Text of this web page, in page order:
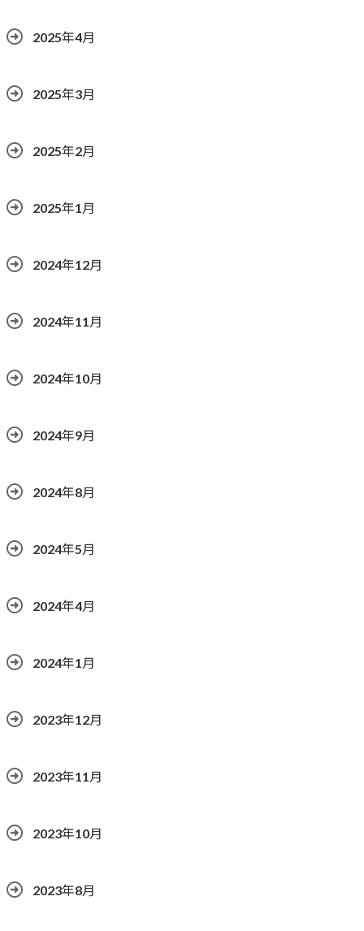
2025年4月
2025年3月
2025年2月
2025年1月
2024年12月
2024年11月
2024年10月
2024年9月
2024年8月
2024年5月
2024年4月
2024年1月
2023年12月
2023年11月
2023年10月
2023年8月